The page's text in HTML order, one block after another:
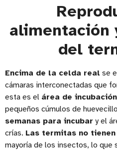
alimentación
del
Encima de la celda real se
cámaras interconectadas que
esta es el área de incubación
pequeños cúmulos de
semanas para incubar y el
crías. Las termitas no
mayoría de los insectos, lo que